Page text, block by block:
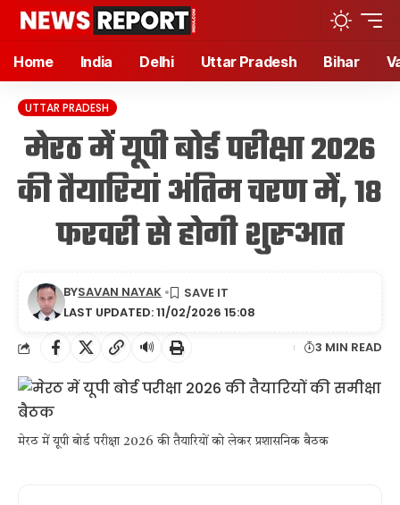
Home India Delhi Uttar Pradesh Bihar
UTTAR PRADESH
मेरठ में यूपी बोर्ड परीक्षा 2026
की तैयारियां अंतिम चरण में, 18
फरवरी से होगी शुरुआत
LAST UPDATED: 11/02/2026 15:08
BYSAVAN NAYAK
🔊 3 MIN READ
मेरठ में यूपी बोर्ड परीक्षा 2026 की तैयारियों को लेकर प्रशासनिक बैठक